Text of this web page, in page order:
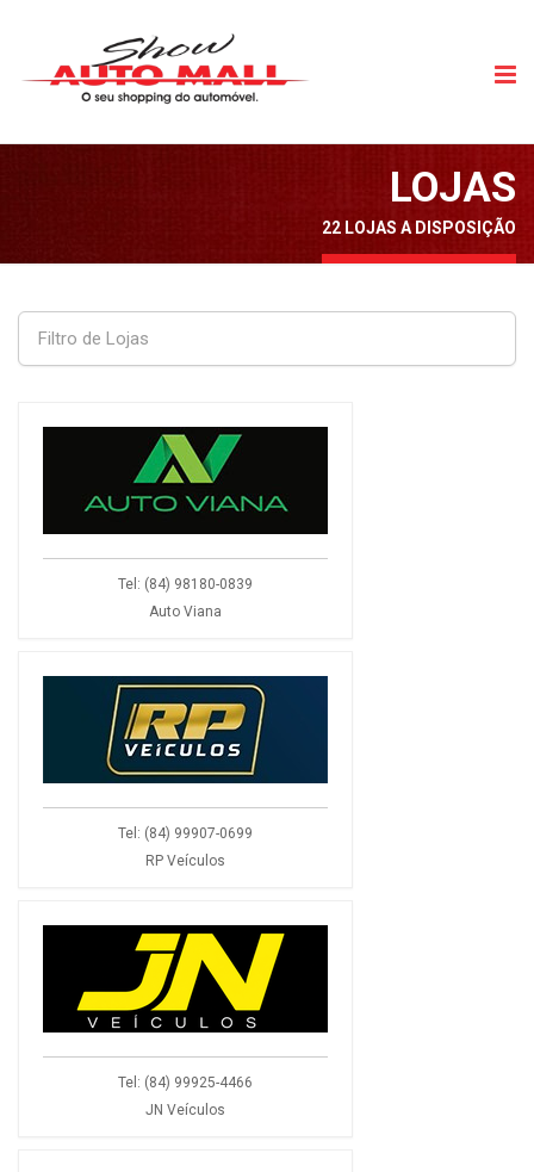
LOJAS
22 LOJAS A DISPOSIÇÃO
Tel: (84) 98180-0839
Auto Viana
Tel: (84) 99907-0699
RP Veículos
Tel: (84) 99925-4466
JN Veículos